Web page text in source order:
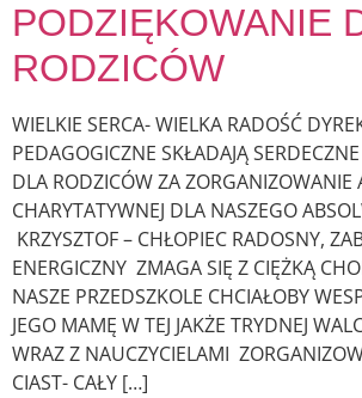
PODZIĘKOWANIE
RODZICÓW
WIELKIE SERCA- WIELKA RADOŚĆ
PEDAGOGICZNE SKŁADAJĄ
DLA RODZICÓW ZA ZORGANIZOWANIE
CHARYTATYWNEJ DLA NASZEGO
KRZYSZTOF – CHŁOPIEC RADOSNY,
ENERGICZNY ZMAGA SIĘ Z CIĘŻKĄ
NASZE PRZEDSZKOLE CHCIAŁOBY
JEGO MAMĘ W TEJ JAKŻE TRYDNEJ
WRAZ Z NAUCZYCIELAMI
CIAST- CAŁY […]